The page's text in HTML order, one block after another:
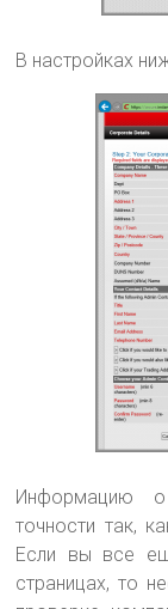
В настройках
Информацию
точности так,
Если вы все
страницах, то